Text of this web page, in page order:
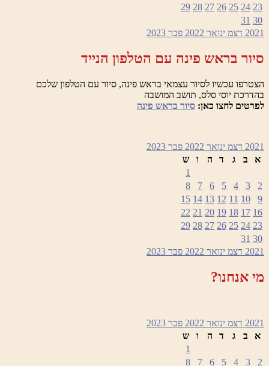
23
24
25
26
27
28
29
30
31
2021 דצמ ינואר 2022 פבר 2023
סיור בראש פינה עם הטלפון הנייד
הצטרפו עכשיו לסיור עצמאי בראש פינה, סיור עם הטלפון שלכם
בהדרכת יוסי סלס, תושב המושבה
לפרטים לחצו כאן: סיור בראש פינה
2021 דצמ ינואר 2022 פבר 2023
א
ב ג ד ה ו
ש
1
2
3
4
5
6
7
8
9
10
11
12
13
14
15
16
17
18
19
20
21
22
23
24
25
26
27
28
29
30
31
2021 דצמ ינואר 2022 פבר 2023
מי אנחנו?
2021 דצמ ינואר 2022 פבר 2023
א
ב ג ד ה ו
ש
1
2
3
4
5
6
7
8